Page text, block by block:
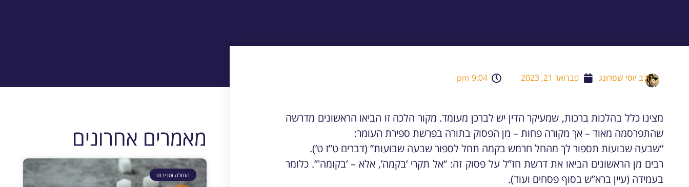
הרב יוסי שפרונג פברואר 21, 2023 9:04 pm
מצינו כלל בהלכות ברכות, שמעיקר הדין יש לברכן מעומד. מקור הלכה זו הביאו הראשונים מדרשה
שהתפרסמה מאוד – אך מקורה פחות – מן הפסוק בתורה בפרשת ספירת העומר:
“שבעה שבועות תספור לך מהחל חרמש בקמה תחל לספור שבעה שבועות” (דברים ט”ז ט’).
רבים מן הראשונים הביאו את דרשת חז”ל על פסוק זה: “אל תקרי ‘בקמה’, אלא – ‘בקומה'”. כלומר
בעמידה (עיין ברא”ש בסוף פסחים ועוד).
מאמרים אחרונים
החולה וסביבתו